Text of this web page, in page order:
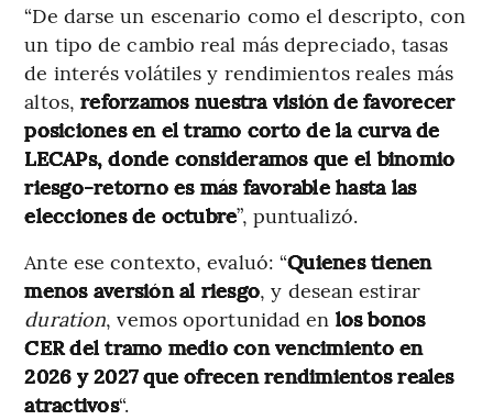
“De darse un escenario como el descripto, con
un tipo de cambio real más depreciado, tasas
de interés volátiles y rendimientos reales más
altos, reforzamos nuestra visión de favorecer
posiciones en el tramo corto de la curva de
LECAPs, donde consideramos que el binomio
riesgo-retorno es más favorable hasta las
elecciones de octubre”, puntualizó.
Ante ese contexto, evaluó: “Quienes tienen
menos aversión al riesgo, y desean estirar
duration, vemos oportunidad en los bonos
CER del tramo medio con vencimiento en
2026 y 2027 que ofrecen rendimientos reales
atractivos“.